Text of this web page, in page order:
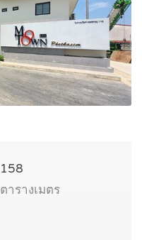
158
ตารางเมตร